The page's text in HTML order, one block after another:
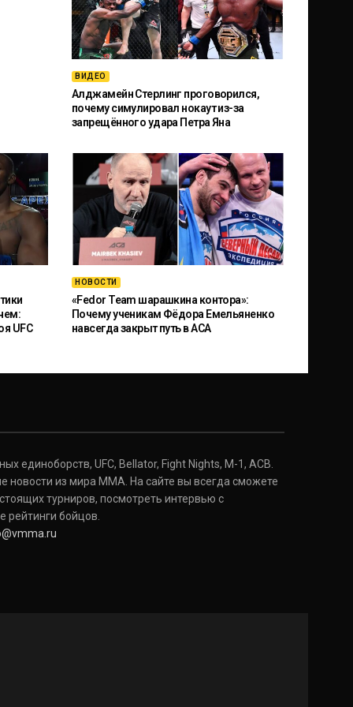
ВИДЕО
Алджамейн Стерлинг проговорился,
почему симулировал нокаут из-за
запрещённого удара Петра Яна
UFC
НОВОСТИ
«Fedor Team шарашкина контора»:
Почему ученикам Фёдора Емельяненко
навсегда закрыт путь в ACA
единоборств, UFC, Bellator, Fight Nights, M-1, ACB.
новости из мира ММА. На сайте вы всегда сможете
турниров, посмотреть интервью с
рейтинги бойцов.